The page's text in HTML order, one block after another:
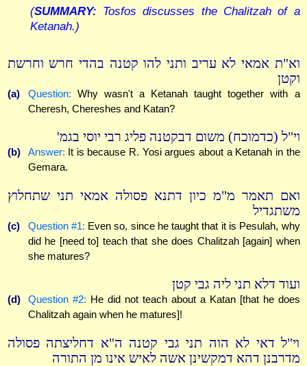
(SUMMARY: Tosfos discusses the Chalitzah of a
Ketanah.)
וא"ת אמאי לא עריב ותני להו קטנה בהדי חרש וחרשת
וקטן
(a) Question: Why wasn't a Ketanah taught together with a
Cheresh, Chereshes and Katan?
וי"ל (כדמוכח) משום דבקטנה פליג רבי יוסי בגמ'
(b) Answer: It is because R. Yosi argues about a Ketanah in the
Gemara.
ואם תאמר מ"מ כיון דתנא פסולה אמאי תני שתחלוץ
משתגדיל
(c) Question #1: Even so, since he taught that it is Pesulah, why
did he [need to] teach that she does Chalitzah [again] when
she matures?
ועוד דלא תני ליה גבי קטן
(d) Question #2: He did not teach about a Katan [that he does
Chalitzah again when he matures]!
וי"ל דאי לא הוה תני גבי קטנה ה"א דחליצתה פסולה
מדרבנן דהא דמקשינן אשה לאיש אינו מן התורה